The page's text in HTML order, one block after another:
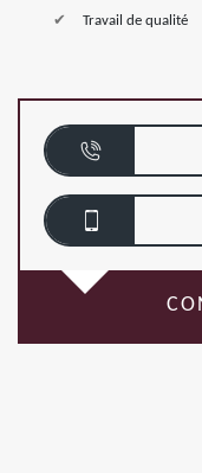
Travail de qualité